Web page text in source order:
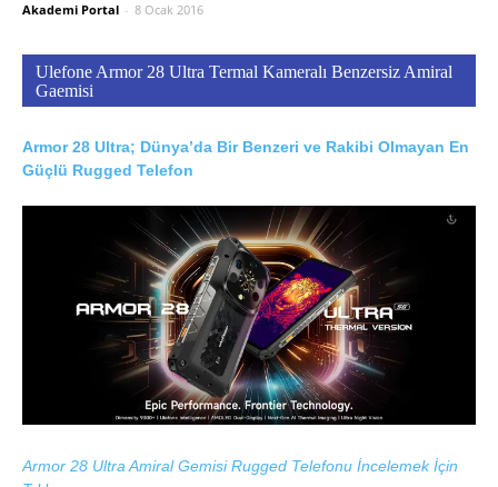
Akademi Portal - 8 Ocak 2016
Ulefone Armor 28 Ultra Termal Kameralı Benzersiz Amiral
Gaemisi
Armor 28 Ultra; Dünya’da Bir Benzeri ve Rakibi Olmayan En
Güçlü Rugged Telefon
Armor 28 Ultra Amiral Gemisi Rugged Telefonu İncelemek İçin